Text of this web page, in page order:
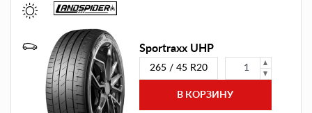
Sportraxx UHP
265 / 45 R20